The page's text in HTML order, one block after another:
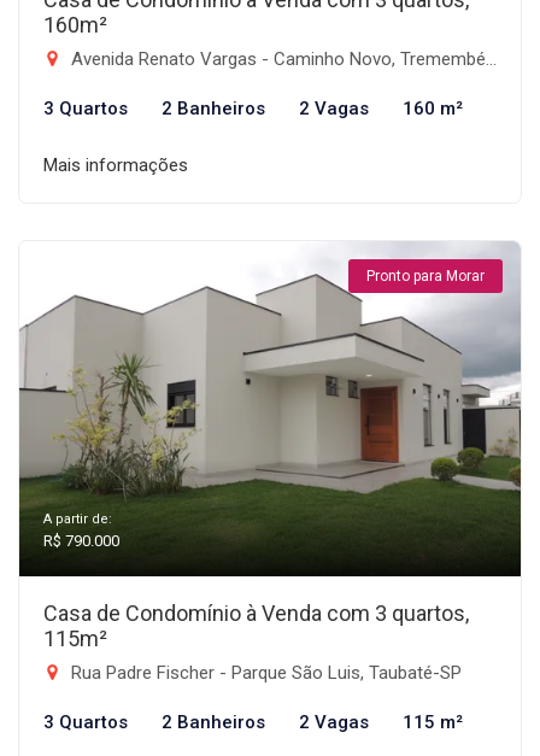
160m²
Avenida Renato Vargas - Caminho Novo, Tremembé-SP
3 Quartos 2 Banheiros 2 Vagas 160 m²
Mais informações
Pronto para Morar
A partir de:
R$ 790.000
Casa de Condomínio à Venda com 3 quartos,
115m²
Rua Padre Fischer - Parque São Luis, Taubaté-SP
3 Quartos 2 Banheiros 2 Vagas 115 m²